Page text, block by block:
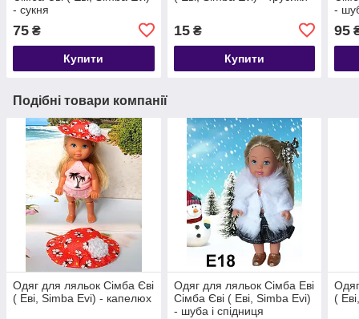
- сукня
75 ₴
Купити
15₴
Купити
-
95
Подібні товари компанії
Одяг для ляльок Сімба Єві
( Еві, Simba Evi) - капелюх
Одяг для ляльок Сімба Еві
Сімба Єві ( Еві, Simba Evi)
- шуба і спідниця
(